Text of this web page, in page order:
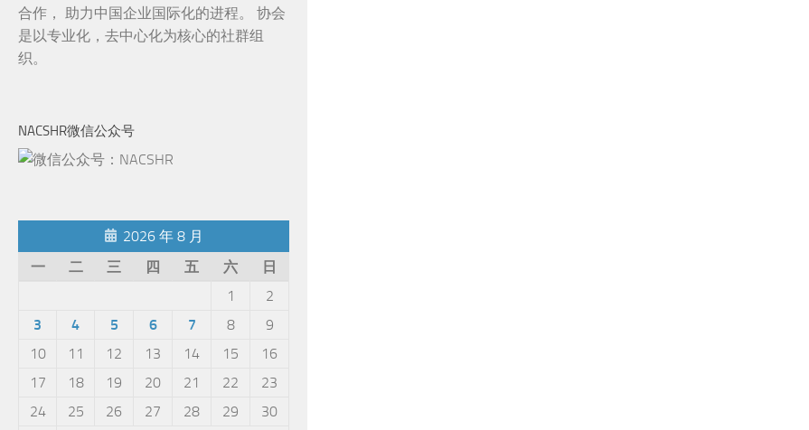
合作， 助力中国企业国际化的进程。 协会
是以专业化，去中心化为核心的社群组
织。
NACSHR微信公众号
2026 年 8 月
一
二 三 四 五 六
日
1
2
3
4 5 6 7 8
9
10
11 12 13 14 15
16
17
18 19 20 21 22
23
24
25 26 27 28 29
30